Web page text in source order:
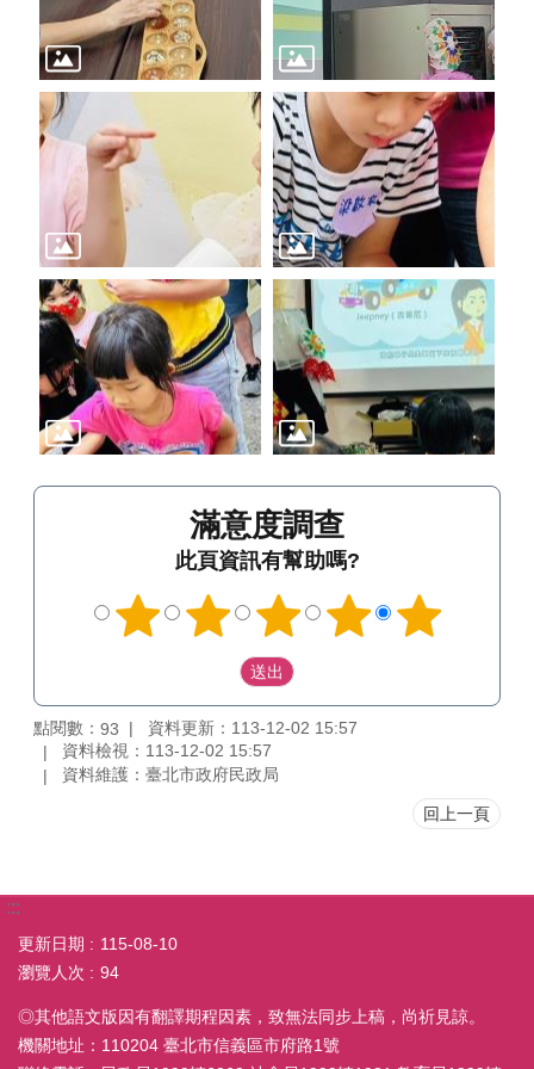
滿意度調查
此頁資訊有幫助嗎?
點閱數： 93
資料更新：113-12-02 15:57
資料檢視：113-12-02 15:57
資料維護：臺北市政府民政局
回上一頁
:::
更新日期
115-08-10
瀏覽人次
94
◎其他語文版因有翻譯期程因素，致無法同步上稿，尚祈見諒。
機關地址：110204 臺北市信義區市府路1號